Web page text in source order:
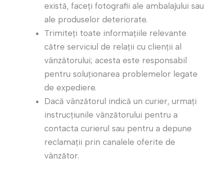
există, faceţi fotografii ale ambalajului sau
ale produselor deteriorate.
Trimiteţi toate informațiile relevante
către serviciul de relaţii cu clienţii al
vânzătorului; acesta este responsabil
pentru soluţionarea problemelor legate
de expediere.
Dacă vânzătorul indică un curier, urmaţi
instrucţiunile vânzătorului pentru a
contacta curierul sau pentru a depune
reclamaţii prin canalele oferite de
vânzător.